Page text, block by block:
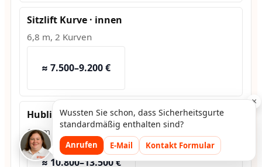
Sitzlift Kurve · innen
6,8 m, 2 Kurven
≈ 7.500–9.200 €
Hublift · außen
1,2 m Hub, Fundament
≈ 10.800–13.500 €
×
Wussten Sie schon, dass Sicherheitsgurte
standardmäßig enthalten sind?
Anrufen E-Mail Kontakt Formular